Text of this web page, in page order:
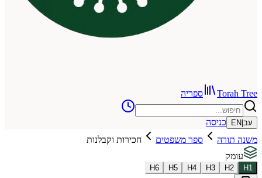
ספריה
כניסה
ספר משפטים
חכירות וקבלנות
H3
H4
H5
H6